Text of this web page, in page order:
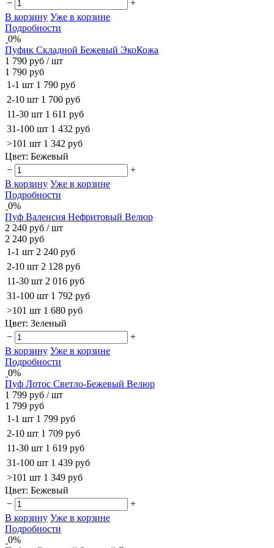
−
+
В корзину Уже в корзине
Подробности
0%
Пуфик Складной Бежевый ЭкоКожа
1 790 руб / шт
1 790 руб
1-1 шт 1 790 руб
2-10 шт 1 700 руб
11-30 шт 1 611 руб
31-100 шт 1 432 руб
>101 шт 1 342 руб
Цвет: Бежевый
−
+
В корзину Уже в корзине
Подробности
0%
Пуф Валенсия Нефритовый Велюр
2 240 руб / шт
2 240 руб
1-1 шт 2 240 руб
2-10 шт 2 128 руб
11-30 шт 2 016 руб
31-100 шт 1 792 руб
>101 шт 1 680 руб
Цвет: Зеленый
−
+
В корзину Уже в корзине
Подробности
0%
Пуф Лотос Светло-Бежевый Велюр
1 799 руб / шт
1 799 руб
1-1 шт 1 799 руб
2-10 шт 1 709 руб
11-30 шт 1 619 руб
31-100 шт 1 439 руб
>101 шт 1 349 руб
Цвет: Бежевый
−
+
В корзину Уже в корзине
Подробности
0%